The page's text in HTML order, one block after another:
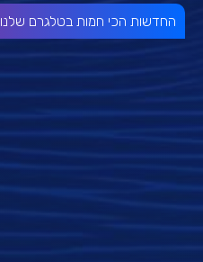
החדשות הכי חמות בטלגרם שלנו